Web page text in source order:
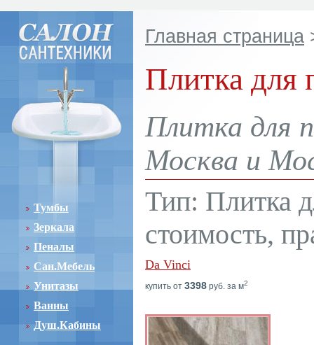
Тумбы
Зеркала
Пеналы
Сан.Мебель
Унитазы
Ванны
Душ.Кабины
Главная страница
Плитка для
Плитка для
Москва и
Тип: Плитка
стоимость,
Da Vinci
купить от 3398 руб. за м2